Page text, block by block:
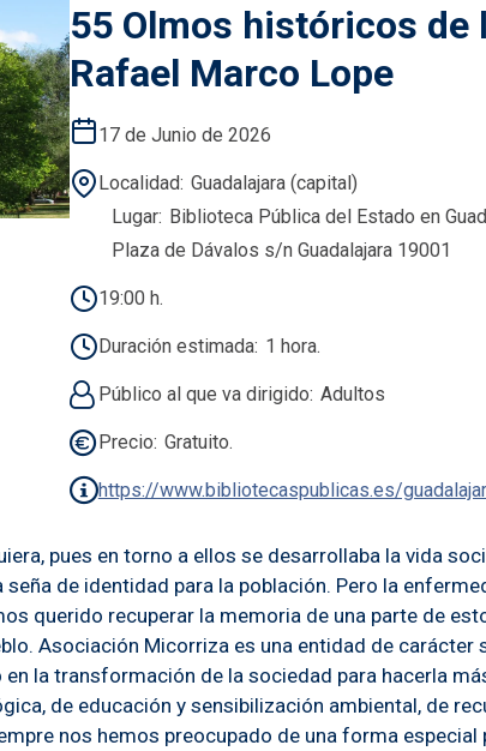
55 Olmos históricos de
Rafael Marco Lope
17 de Junio de 2026
Localidad Guadalajara (capital)
Lugar Biblioteca Pública del Estado en
Plaza de Dávalos s/n Guadalajara 19001
19:00 h.
Duración estimada 1 hora.
Público al que va dirigido Adultos
Precio Gratuito.
https://www.bibliotecaspublicas.es/
pues en torno a ellos se desarrollaba la vida
seña de identidad para la población. Pero la
querido recuperar la memoria de una parte de
Asociación Micorriza es una entidad de
la transformación de la sociedad para hacerla
de educación y sensibilización ambiental, de
nos hemos preocupado de una forma